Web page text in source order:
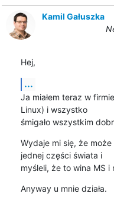
Kamil Gałuszka
Hej,
...
Ja miałem teraz w
Linux) i wszystko
śmigało wszystkim
Wydaje mi się, że
jednej części świata i
myśleli, że to wina MS i
Anyway u mnie działa.